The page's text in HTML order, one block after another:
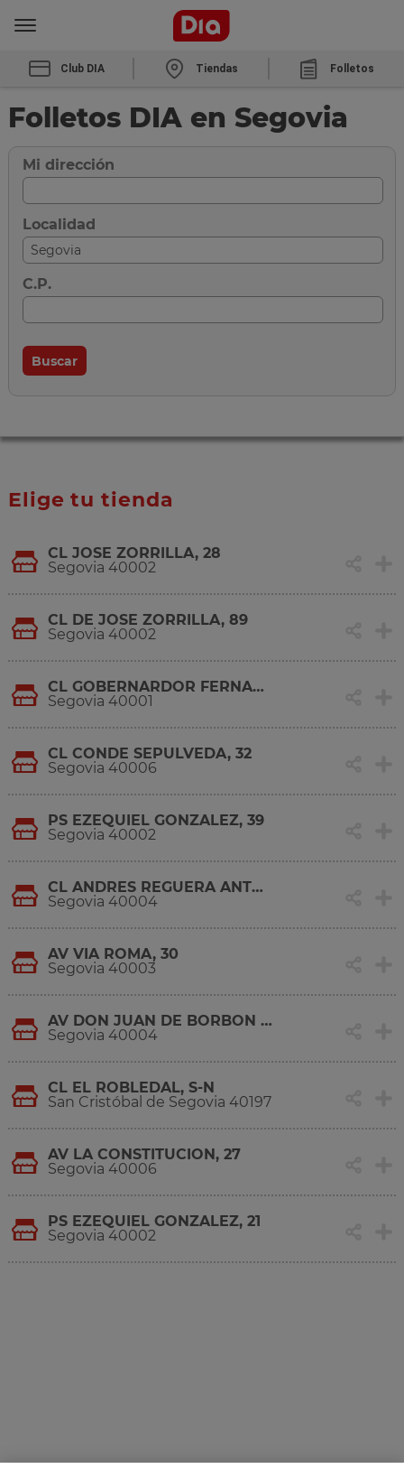
Club DIA Tiendas Folletos
Folletos DIA en Segovia
Mi dirección
Localidad
C.P.
Elige tu tienda
CL JOSE ZORRILLA, 28
Segovia 40002
CL DE JOSE ZORRILLA, 89
Segovia 40002
CL GOBERNARDOR FERNANDEZ JIMENEZ, 3
Segovia 40001
CL CONDE SEPULVEDA, 32
Segovia 40006
PS EZEQUIEL GONZALEZ, 39
Segovia 40002
CL ANDRES REGUERA ANTON, 6
Segovia 40004
AV VIA ROMA, 30
Segovia 40003
AV DON JUAN DE BORBON Y BATTEMBERG, S/N
Segovia 40004
CL EL ROBLEDAL, S-N
San Cristóbal de Segovia 40197
AV LA CONSTITUCION, 27
Segovia 40006
PS EZEQUIEL GONZALEZ, 21
Segovia 40002